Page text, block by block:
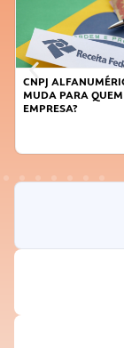
CNPJ
MUDA PARA
EMPRESA?